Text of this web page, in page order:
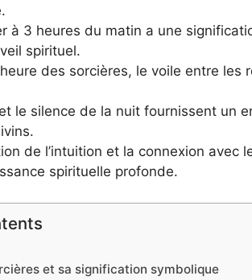
à 3 heures du matin a une
spirituel.
des sorcières, le voile entre
le silence de la nuit fournissent un
de l’intuition et la connexion
spirituelle profonde.
et sa signification symbolique